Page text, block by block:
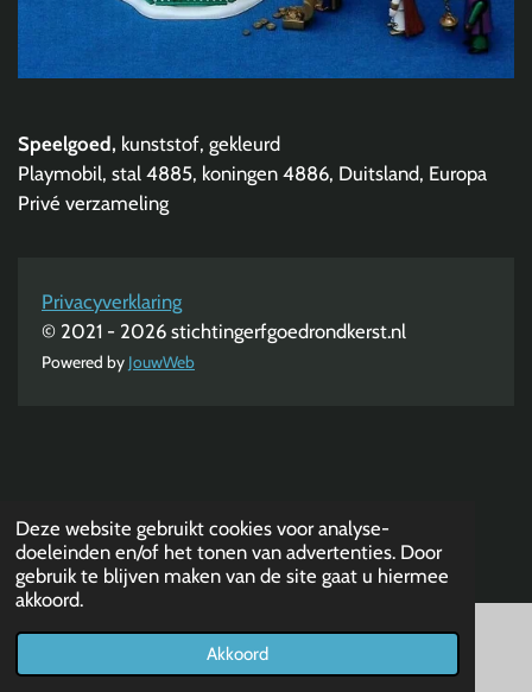
Deze website gebruikt cookies voor analyse-
doeleinden en/of het tonen van advertenties. Door
gebruik te blijven maken van de site gaat u hiermee
akkoord.
Akkoord
Speelgoed, kunststof, gekleurd
Playmobil, stal 4885, koningen 4886, Duitsland, Europa
Privé verzameling
Privacyverklaring
© 2021 - 2026 stichtingerfgoedrondkerst.nl
Powered by JouwWeb
Telefoonnummer